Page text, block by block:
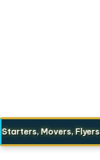
Movers, Flyers |